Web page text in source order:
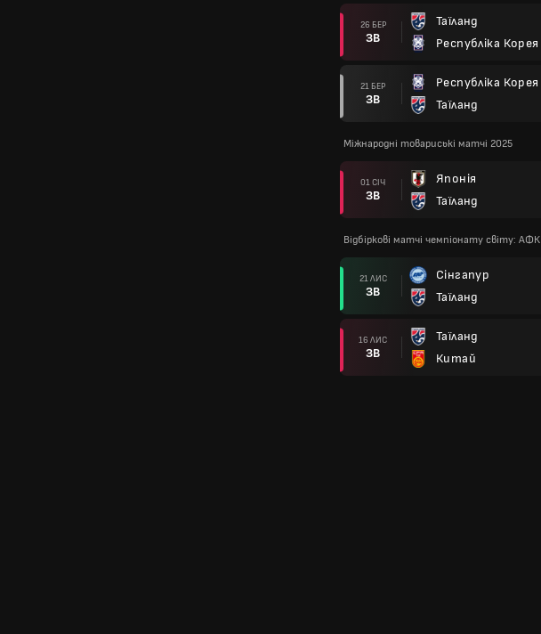
26 БЕР
ЗВ
Таїланд
Республіка Корея
21 БЕР
ЗВ
Республіка Корея
Таїланд
Міжнародні товариські матчі 2025
01 СІЧ
ЗВ
Японія
Таїланд
Відбіркові матчі чемпіонату світу: АФК
21 ЛИС
ЗВ
Сінгапур
Таїланд
16 ЛИС
ЗВ
Таїланд
Китай